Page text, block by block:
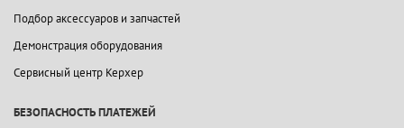
Подбор аксессуаров и запчастей
Демонстрация оборудования
Сервисный центр Керхер
БЕЗОПАСНОСТЬ ПЛАТЕЖЕЙ